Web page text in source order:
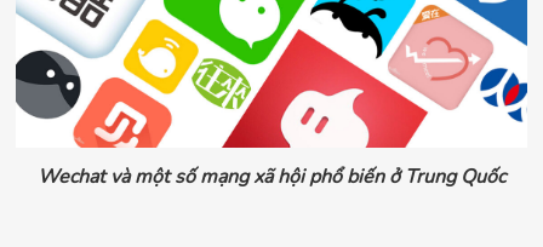
Wechat và một số mạng xã hội phổ biến ở Trung Quốc